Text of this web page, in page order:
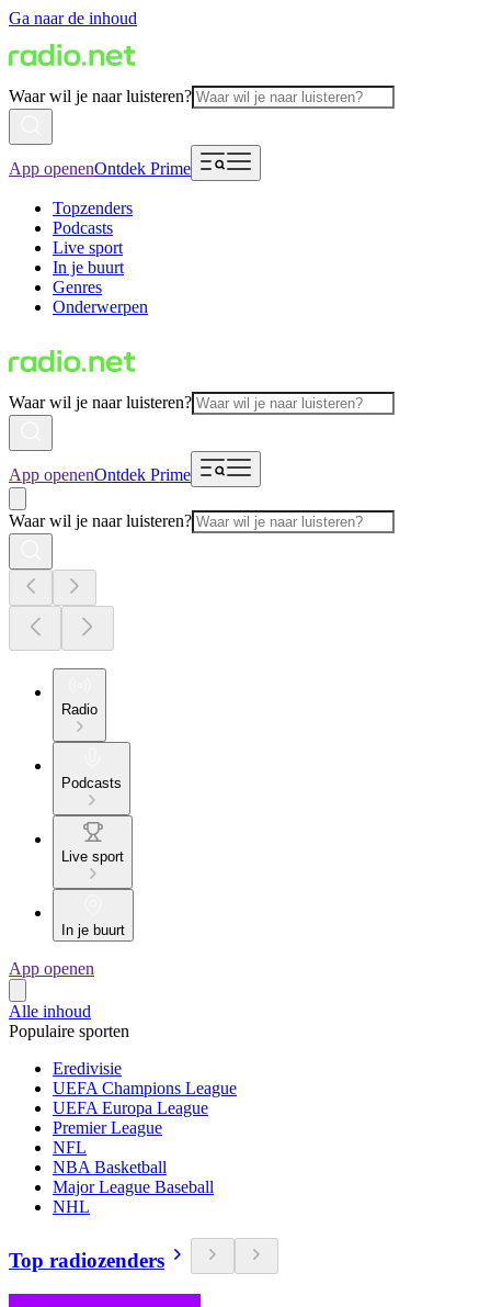
Ga naar de inhoud
Waar wil je naar luisteren?
App openenOntdek Prime
Topzenders
Podcasts
Live sport
In je buurt
Genres
Onderwerpen
Waar wil je naar luisteren?
App openenOntdek Prime
Waar wil je naar luisteren?
Radio
Podcasts
Live sport
In je buurt
App openen
Alle inhoud
Populaire sporten
Eredivisie
UEFA Champions League
UEFA Europa League
Premier League
NFL
NBA Basketball
Major League Baseball
NHL
Top radiozenders